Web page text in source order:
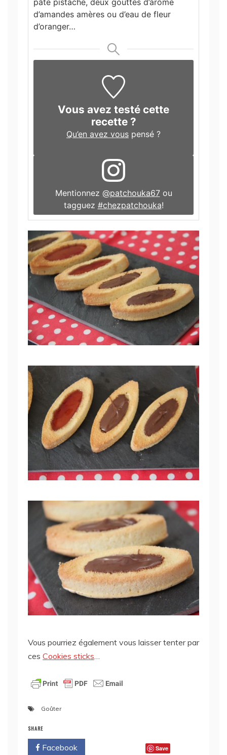
d’amandes amères ou d’eau de fleur
d’oranger…
Vous avez testé cette
recette ?
Qu’en avez vous pensé ?
Mentionnez @patchouka67ou
tagguez #chezpatchouka!
Vous pourriez également vous laisser tenter par
ces Cookies sticks…
Goûter
SHARE
Facebook Save